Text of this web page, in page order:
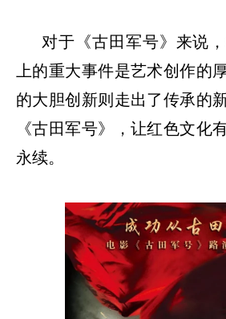
对于《古田军号》来说，
上的重大事件是艺术创作的
的大胆创新则走出了传承的
《古田军号》，让红色文化
永续。